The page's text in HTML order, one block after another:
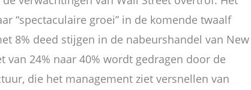
“spectaculaire groei” in de komende twaalf
8% deed stijgen in de nabeurshandel van New
van 24% naar 40% wordt gedragen door de
die het management ziet versnellen van